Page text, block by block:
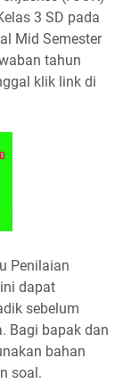
3 SD pada
Mid Semester
tahun
klik link di
Penilaian
dapat
sebelum
Bagi bapak dan
bahan
soal.